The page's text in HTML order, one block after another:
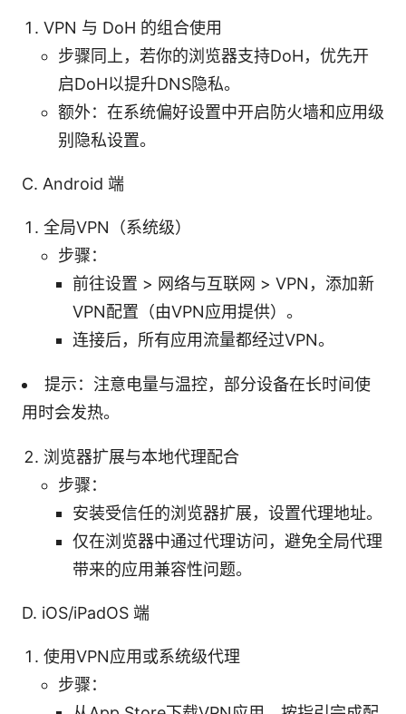
VPN 与 DoH 的组合使用
步骤同上，若你的浏览器支持DoH，优先开
启DoH以提升DNS隐私。
额外：在系统偏好设置中开启防火墙和应用级
别隐私设置。
C. Android 端
全局VPN（系统级）
步骤：
前往设置 > 网络与互联网 > VPN，添加新
VPN配置（由VPN应用提供）。
连接后，所有应用流量都经过VPN。
提示：注意电量与温控，部分设备在长时间使
用时会发热。
浏览器扩展与本地代理配合
步骤：
安装受信任的浏览器扩展，设置代理地址。
仅在浏览器中通过代理访问，避免全局代理
带来的应用兼容性问题。
D. iOS/iPadOS 端
使用VPN应用或系统级代理
步骤：